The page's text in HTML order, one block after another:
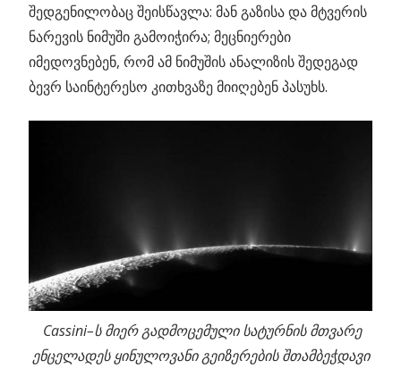
შედგენილობაც შეისწავლა: მან გაზისა და მტვერის
ნარევის ნიმუში გამოიჭირა; მეცნიერები
იმედოვნებენ, რომ ამ ნიმუშის ანალიზის შედეგად
ბევრ საინტერესო კითხვაზე მიიღებენ პასუხს.
Cassini–ს მიერ გადმოცემული სატურნის მთვარე
ენცელადეს ყინულოვანი გეიზერების შთამბეჭდავი